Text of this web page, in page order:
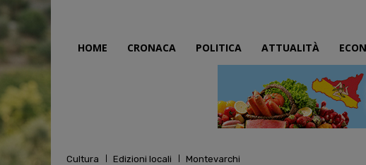
HOME CRONACA POLITICA ATTUALITÀ
Cultura Edizioni locali Montevarchi